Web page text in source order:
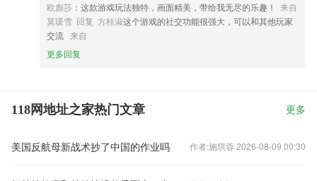
欧彪莎 ：这款游戏玩法独特，画面精美，带给我无尽的乐趣！
来自
莫瑗雪 回复 方桂淑这个游戏的社交功能很强大，可以和其他玩家
交流 来自
更多回复
118网地址之家热门文章 更多
美国反航母新战术抄了中国的作业吗 作者:施琪蓉 2026-08-09 00:30